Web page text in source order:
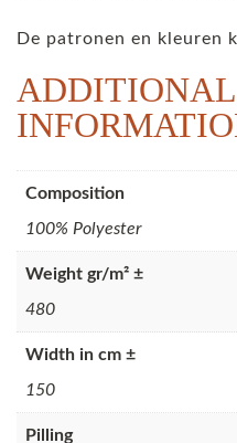
De patronen en kleuren
ADDITIONAL
Composition
100% Polyester
Weight gr/m² ±
480
Width in cm ±
150
Pilling